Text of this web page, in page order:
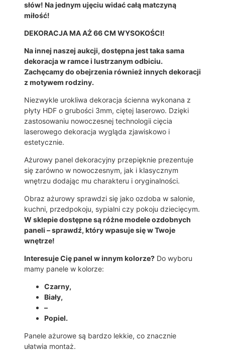
D
K
O
R
A
C
A
Ś
E
N
N
3
D
M
1
1
7
słów! Na jednym ujęciu widać całą matczyną
miłość!
DEKORACJA MA AŻ 66 CM WYSOKOŚCI!
Na innej naszej aukcji, dostępna jest taka sama
dekoracja w ramce i lustrzanym odbiciu.
Zachęcamy do obejrzenia również innych dekoracji
z motywem rodziny.
Niezwykle urokliwa dekoracja ścienna wykonana z
płyty HDF o grubości 3mm, ciętej laserowo. Dzięki
zastosowaniu nowoczesnej technologii cięcia
laserowego dekoracja wygląda zjawiskowo i
estetycznie.
Ażurowy panel dekoracyjny przepięknie prezentuje
się zarówno w nowoczesnym, jak i klasycznym
wnętrzu dodając mu charakteru i oryginalności.
Obraz ażurowy sprawdzi się jako ozdoba w salonie,
kuchni, przedpokoju, sypialni czy pokoju dziecięcym.
W sklepie dostępne są różne modele ozdobnych
paneli – sprawdź, który wpasuje się w Twoje
wnętrze!
Interesuje Cię panel w innym kolorze? Do wyboru
mamy panele w kolorze:
Czarny,
Biały,
–
Popiel.
Panele ażurowe są bardzo lekkie, co znacznie
ułatwia montaż.